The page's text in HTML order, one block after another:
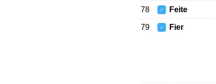
78 ♂ Feite
79 ♂ Fier